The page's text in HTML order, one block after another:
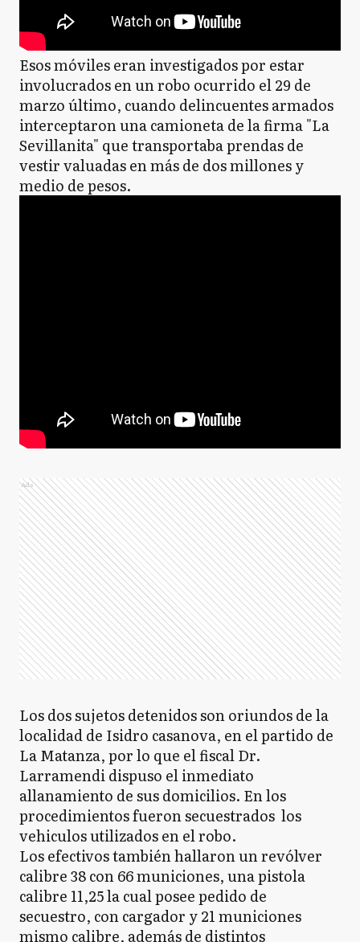
Esos móviles eran investigados por estar
involucrados en un robo ocurrido el 29 de
marzo último, cuando delincuentes armados
interceptaron una camioneta de la firma "La
Sevillanita" que transportaba prendas de
vestir valuadas en más de dos millones y
medio de pesos.
Ads
Los dos sujetos detenidos son oriundos de la
localidad de Isidro casanova, en el partido de
La Matanza, por lo que el fiscal Dr.
Larramendi dispuso el inmediato
allanamiento de sus domicilios. En los
procedimientos fueron secuestrados los
vehiculos utilizados en el robo.
Los efectivos también hallaron un revólver
calibre 38 con 66 municiones, una pistola
calibre 11,25 la cual posee pedido de
secuestro, con cargador y 21 municiones
mismo calibre, además de distintos